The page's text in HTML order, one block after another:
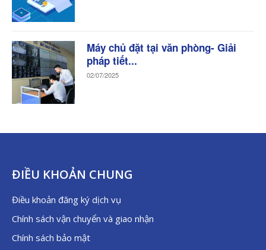
Máy chủ đặt tại văn phòng- Giải
pháp tiết...
02/07/2025
ĐIỀU KHOẢN CHUNG
Điều khoản đăng ký dịch vụ
Chính sách vận chuyển và giao nhận
Chính sách bảo mật